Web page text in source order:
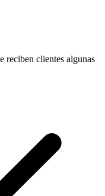
reciben clientes algunas